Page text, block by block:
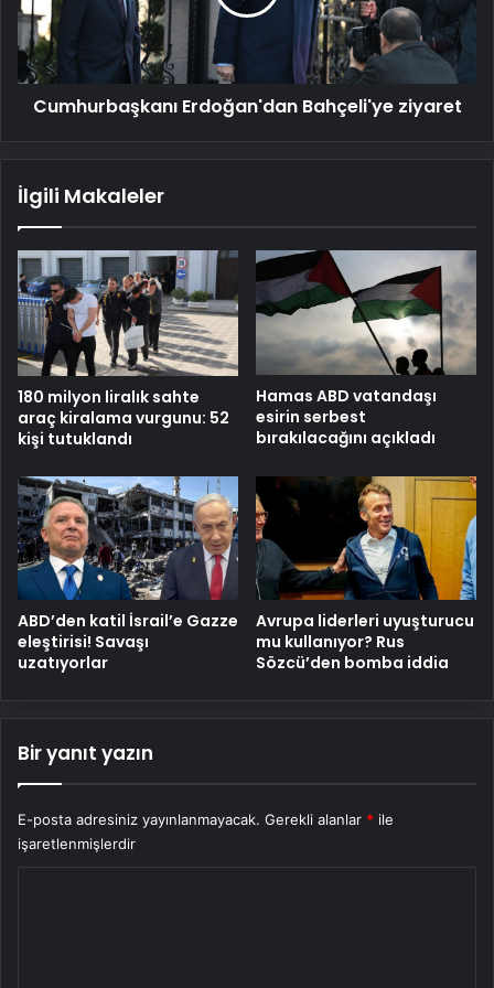
Cumhurbaşkanı Erdoğan'dan Bahçeli'ye ziyaret
İlgili Makaleler
180 milyon liralık sahte
araç kiralama vurgunu: 52
kişi tutuklandı
Hamas ABD vatandaşı
esirin serbest
bırakılacağını açıkladı
ABD’den katil İsrail’e Gazze
eleştirisi! Savaşı
uzatıyorlar
Avrupa liderleri uyuşturucu
mu kullanıyor? Rus
Sözcü’den bomba iddia
Bir yanıt yazın
E-posta adresiniz yayınlanmayacak. Gerekli alanlar * ile
işaretlenmişlerdir